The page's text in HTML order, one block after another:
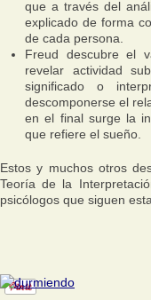
que a través del
explicado de forma
de cada persona.
Freud descubre el
revelar actividad
significado o
descomponerse el
en el final surge la
que refiere el sueño.
Estos y muchos otros
Teoría de la
psicólogos que siguen